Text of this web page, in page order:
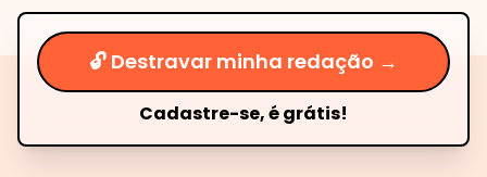
🔓 Destravar minha redação →
Cadastre-se, é grátis!